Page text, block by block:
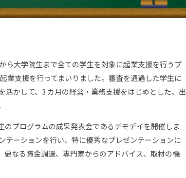
ら大学院生まで全ての学生を対象に起業支援を行うプ
支援を行ってまいりました。審査を通過した学生に
かして、3 カ月の経営・業務支援をはじめとした、出
プログラムの成果発表会であるデモデイを開催しま
テーションを行い、特に優秀なプレゼンテーションに
なる資金調達、専門家からのアドバイス、取材の機